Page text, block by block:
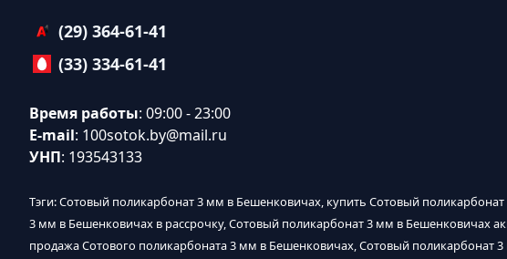
(29) 364-61-41
(33) 334-61-41
Время работы: 09:00 - 23:00
E-mail: 100sotok.by@mail.ru
УНП: 193543133
Тэги: Сотовый поликарбонат 3 мм в Бешенковичах, купить Сотовый
3 мм в Бешенковичах в рассрочку, Сотовый поликарбонат 3 мм в Бешенковичах
продажа Сотового поликарбоната 3 мм в Бешенковичах, Сотовый